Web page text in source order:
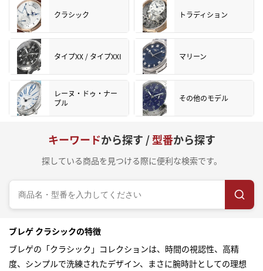
クラシック トラディション
タイプXX / タイプXXI マリーン
レーヌ・ドゥ・ナー
プル
その他のモデル
キーワードから探す /型番から探す
探している商品を見つける際に便利な検索です。
ブレゲ クラシックの特徴
ブレゲの「クラシック」コレクションは、時間の視認性、高精
度、シンプルで洗練されたデザイン、まさに腕時計としての理想